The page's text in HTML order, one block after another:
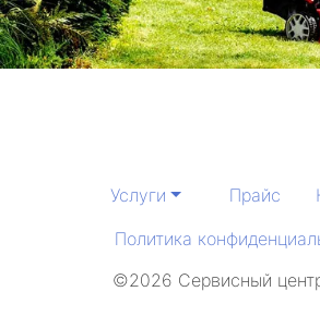
Услуги Прайс
Политика
©2026 Сервисный